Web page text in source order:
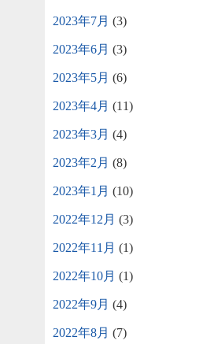
2023年7月 (3)
2023年6月 (3)
2023年5月 (6)
2023年4月 (11)
2023年3月 (4)
2023年2月 (8)
2023年1月 (10)
2022年12月 (3)
2022年11月 (1)
2022年10月 (1)
2022年9月 (4)
2022年8月 (7)